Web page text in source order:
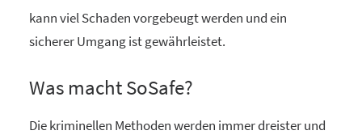
kann viel Schaden vorgebeugt werden und ein
sicherer Umgang ist gewährleistet.
Was macht SoSafe?
Die kriminellen Methoden werden immer dreister und